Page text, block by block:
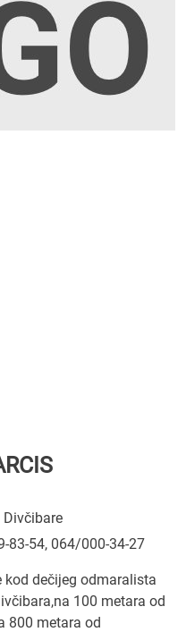
Divčibare
83-54, 064/000-34-27
dečijeg odmaralista
100 metara od
800 metara od